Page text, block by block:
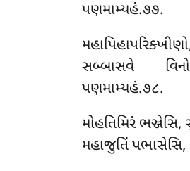
પણમામ્યહં.૭૭.
સબ્બાસવે
પણમામ્યહં.૭૮.
મોહતિમિરં ભઞ્જેસિ,
મહાજુતિં